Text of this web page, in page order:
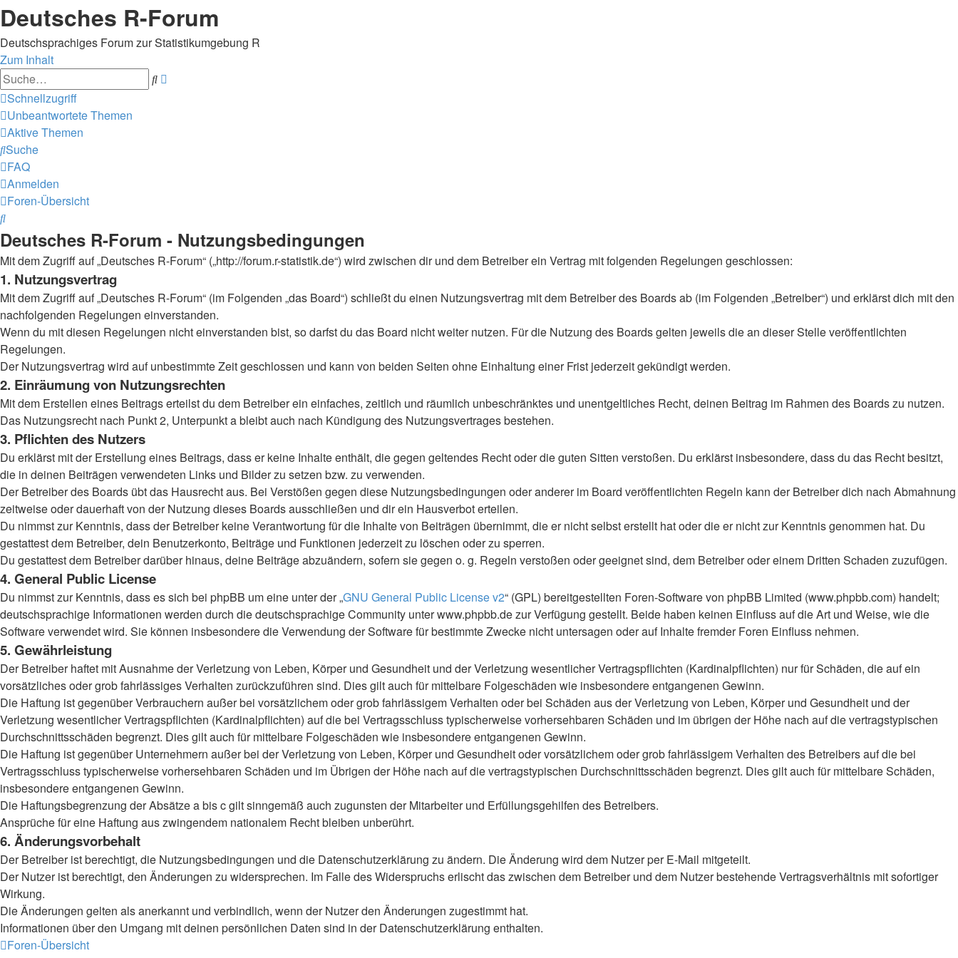
Deutsches R-Forum
Deutschsprachiges Forum zur Statistikumgebung R
Zum Inhalt
Suche
Schnellzugriff
Unbeantwortete Themen
Aktive Themen
Suche
FAQ
Anmelden
Foren-Übersicht
Suche
Deutsches R-Forum - Nutzungsbedingungen
Mit dem Zugriff auf „Deutsches R-Forum“ („http://forum.r-statistik.de“) wird zwischen dir und dem Betreiber ein Vertrag mit folgenden Regelungen geschlossen:
1. Nutzungsvertrag
Mit dem Zugriff auf „Deutsches R-Forum“ (im Folgenden „das Board“) schließt du einen Nutzungsvertrag mit dem Betreiber des Boards ab (im Folgenden „Betreiber“) und erklärst dich mit den
nachfolgenden Regelungen einverstanden.
Wenn du mit diesen Regelungen nicht einverstanden bist, so darfst du das Board nicht weiter nutzen. Für die Nutzung des Boards gelten jeweils die an dieser Stelle veröffentlichten
Regelungen.
Der Nutzungsvertrag wird auf unbestimmte Zeit geschlossen und kann von beiden Seiten ohne Einhaltung einer Frist jederzeit gekündigt werden.
2. Einräumung von Nutzungsrechten
Mit dem Erstellen eines Beitrags erteilst du dem Betreiber ein einfaches, zeitlich und räumlich unbeschränktes und unentgeltliches Recht, deinen Beitrag im Rahmen des Boards zu nutzen.
Das Nutzungsrecht nach Punkt 2, Unterpunkt a bleibt auch nach Kündigung des Nutzungsvertrages bestehen.
3. Pflichten des Nutzers
Du erklärst mit der Erstellung eines Beitrags, dass er keine Inhalte enthält, die gegen geltendes Recht oder die guten Sitten verstoßen. Du erklärst insbesondere, dass du das Recht besitzt,
die in deinen Beiträgen verwendeten Links und Bilder zu setzen bzw. zu verwenden.
Der Betreiber des Boards übt das Hausrecht aus. Bei Verstößen gegen diese Nutzungsbedingungen oder anderer im Board veröffentlichten Regeln kann der Betreiber dich nach Abmahnung
zeitweise oder dauerhaft von der Nutzung dieses Boards ausschließen und dir ein Hausverbot erteilen.
Du nimmst zur Kenntnis, dass der Betreiber keine Verantwortung für die Inhalte von Beiträgen übernimmt, die er nicht selbst erstellt hat oder die er nicht zur Kenntnis genommen hat. Du
gestattest dem Betreiber, dein Benutzerkonto, Beiträge und Funktionen jederzeit zu löschen oder zu sperren.
Du gestattest dem Betreiber darüber hinaus, deine Beiträge abzuändern, sofern sie gegen o. g. Regeln verstoßen oder geeignet sind, dem Betreiber oder einem Dritten Schaden zuzufügen.
4. General Public License
Du nimmst zur Kenntnis, dass es sich bei phpBB um eine unter der „GNU General Public License v2“ (GPL) bereitgestellten Foren-Software von phpBB Limited (www.phpbb.com) handelt;
deutschsprachige Informationen werden durch die deutschsprachige Community unter www.phpbb.de zur Verfügung gestellt. Beide haben keinen Einfluss auf die Art und Weise, wie die
Software verwendet wird. Sie können insbesondere die Verwendung der Software für bestimmte Zwecke nicht untersagen oder auf Inhalte fremder Foren Einfluss nehmen.
5. Gewährleistung
Der Betreiber haftet mit Ausnahme der Verletzung von Leben, Körper und Gesundheit und der Verletzung wesentlicher Vertragspflichten (Kardinalpflichten) nur für Schäden, die auf ein
vorsätzliches oder grob fahrlässiges Verhalten zurückzuführen sind. Dies gilt auch für mittelbare Folgeschäden wie insbesondere entgangenen Gewinn.
Die Haftung ist gegenüber Verbrauchern außer bei vorsätzlichem oder grob fahrlässigem Verhalten oder bei Schäden aus der Verletzung von Leben, Körper und Gesundheit und der
Verletzung wesentlicher Vertragspflichten (Kardinalpflichten) auf die bei Vertragsschluss typischerweise vorhersehbaren Schäden und im übrigen der Höhe nach auf die vertragstypischen
Durchschnittsschäden begrenzt. Dies gilt auch für mittelbare Folgeschäden wie insbesondere entgangenen Gewinn.
Die Haftung ist gegenüber Unternehmern außer bei der Verletzung von Leben, Körper und Gesundheit oder vorsätzlichem oder grob fahrlässigem Verhalten des Betreibers auf die bei
Vertragsschluss typischerweise vorhersehbaren Schäden und im Übrigen der Höhe nach auf die vertragstypischen Durchschnittsschäden begrenzt. Dies gilt auch für mittelbare Schäden,
insbesondere entgangenen Gewinn.
Die Haftungsbegrenzung der Absätze a bis c gilt sinngemäß auch zugunsten der Mitarbeiter und Erfüllungsgehilfen des Betreibers.
Ansprüche für eine Haftung aus zwingendem nationalem Recht bleiben unberührt.
6. Änderungsvorbehalt
Der Betreiber ist berechtigt, die Nutzungsbedingungen und die Datenschutzerklärung zu ändern. Die Änderung wird dem Nutzer per E-Mail mitgeteilt.
Der Nutzer ist berechtigt, den Änderungen zu widersprechen. Im Falle des Widerspruchs erlischt das zwischen dem Betreiber und dem Nutzer bestehende Vertragsverhältnis mit sofortiger
Wirkung.
Die Änderungen gelten als anerkannt und verbindlich, wenn der Nutzer den Änderungen zugestimmt hat.
Informationen über den Umgang mit deinen persönlichen Daten sind in der Datenschutzerklärung enthalten.
Foren-Übersicht